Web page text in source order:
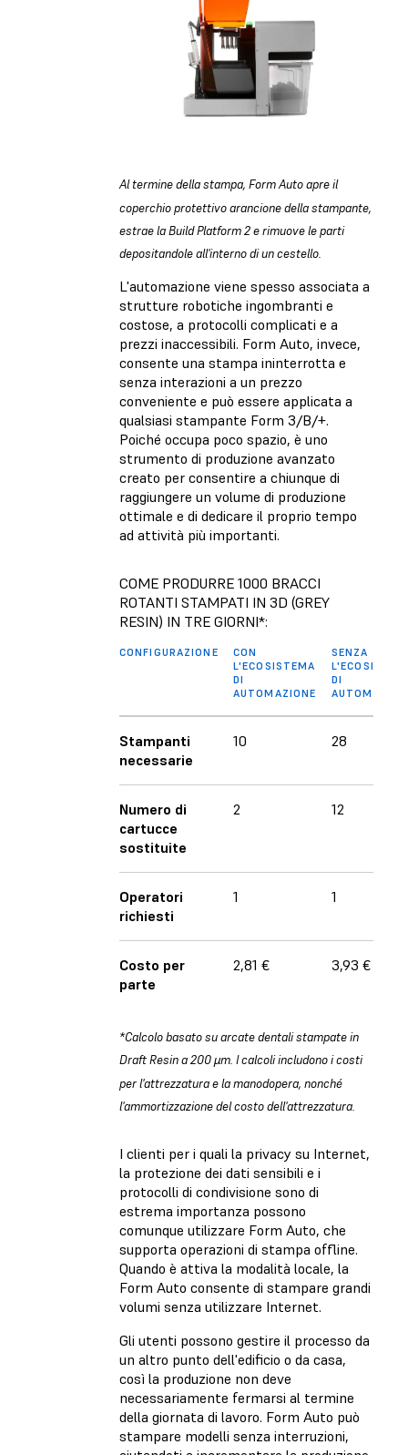
Al termine della stampa, Form Auto apre il
coperchio protettivo arancione della stampante,
estrae la Build Platform 2 e rimuove le parti
depositandole all'interno di un cestello.
L'automazione viene spesso associata a
strutture robotiche ingombranti e
costose, a protocolli complicati e a
prezzi inaccessibili. Form Auto, invece,
consente una stampa ininterrotta e
senza interazioni a un prezzo
conveniente e può essere applicata a
qualsiasi stampante Form 3/B/+.
Poiché occupa poco spazio, è uno
strumento di produzione avanzato
creato per consentire a chiunque di
raggiungere un volume di produzione
ottimale e di dedicare il proprio tempo
ad attività più importanti.
COME PRODURRE 1000 BRACCI
ROTANTI STAMPATI IN 3D (GREY
RESIN) IN TRE GIORNI*:
CONFIGURAZIONE
CON
L'ECOSISTEMA
DI
AUTOMAZIONE
SENZA
DI
Stampanti
necessarie
10 28
Numero di
cartucce
sostituite
2 12
Operatori
richiesti
1 1
Costo per
parte
2,81 € 3,93 €
*Calcolo basato su arcate dentali stampate in
Draft Resin a 200 µm. I calcoli includono i costi
per l'attrezzatura e la manodopera, nonché
l'ammortizzazione del costo dell'attrezzatura.
I clienti per i quali la privacy su Internet,
la protezione dei dati sensibili e i
protocolli di condivisione sono di
estrema importanza possono
comunque utilizzare Form Auto, che
supporta operazioni di stampa offline.
Quando è attiva la modalità locale, la
Form Auto consente di stampare grandi
volumi senza utilizzare Internet.
Gli utenti possono gestire il processo da
un altro punto dell'edificio o da casa,
così la produzione non deve
necessariamente fermarsi al termine
della giornata di lavoro. Form Auto può
stampare modelli senza interruzioni,